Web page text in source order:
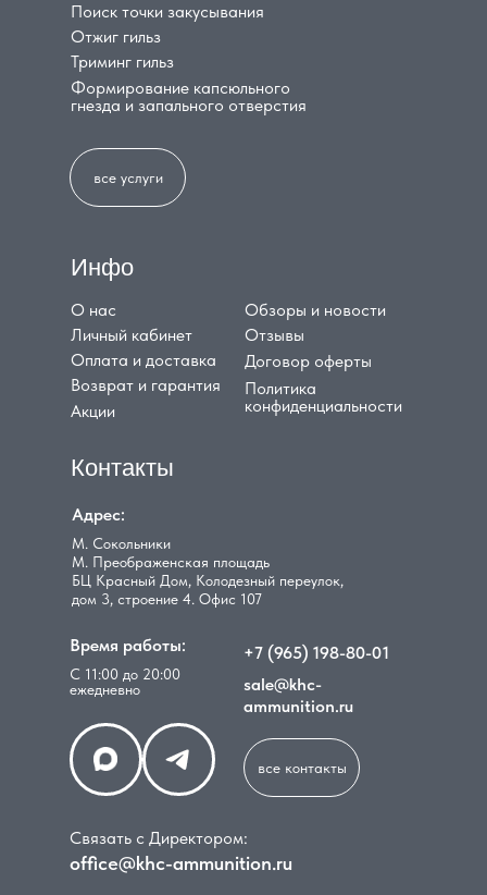
Инфо
Контакты
О нас
Личный кабинет
Оплата и доставка
Возврат и гарантия
Акции
Обзоры и новости
Отзывы
Договор оферты
Адрес:
М. Сокольники
М. Преображенская площадь
БЦ Красный Дом, Колодезный переулок,
дом 3, строение 4. Офис 107
Время работы:
С 11:00 до 20:00
ежедневно
office@khc-ammunition.ru
Связать с Директором:
+7 (965) 198-80-01
sale@khc-
ammunition.ru
Поиск точки закусывания
Отжиг гильз
Триминг гильз
Формирование капсюльного
гнезда и запального отверстия
все услуги
все контакты
Политика
конфиденциальности